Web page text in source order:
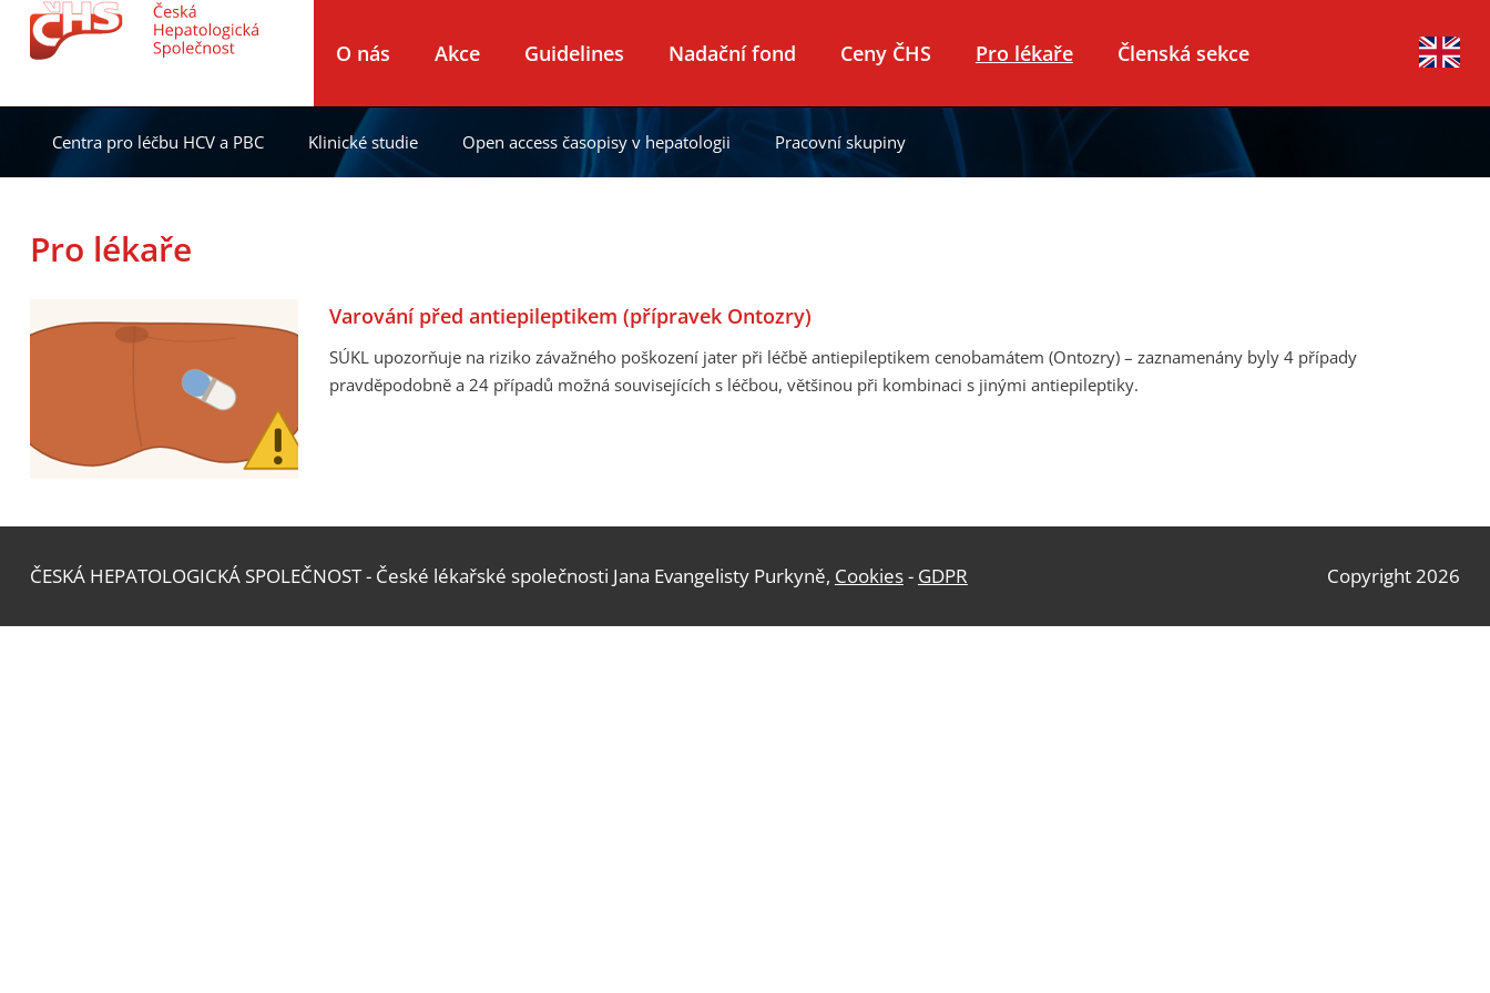
O nás Akce Guidelines Nadační fond Ceny ČHS Pro lékaře Členská sekce
Centra pro léčbu HCV a PBC Klinické studie Open access časopisy v hepatologii Pracovní skupiny
Pro lékaře
Varování před antiepileptikem (přípravek Ontozry)
SÚKL upozorňuje na riziko závažného poškození jater při léčbě antiepileptikem cenobamátem (Ontozry) – zaznamenány byly 4 případy
pravděpodobně a 24 případů možná souvisejících s léčbou, většinou při kombinaci s jinými antiepileptiky.
ČESKÁ HEPATOLOGICKÁ SPOLEČNOST - České lékařské společnosti Jana Evangelisty Purkyně, Cookies- GDPR Copyright 2026